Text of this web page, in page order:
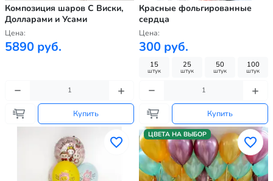
Композиция шаров С Виски,
Долларами и Усами
Цена:
5890 руб.
Купить
Красные фольгированные
сердца
Цена:
300 руб.
15
штук
25
штук
50
штук
100
штук
Купить
ЦВЕТА НА ВЫБОР